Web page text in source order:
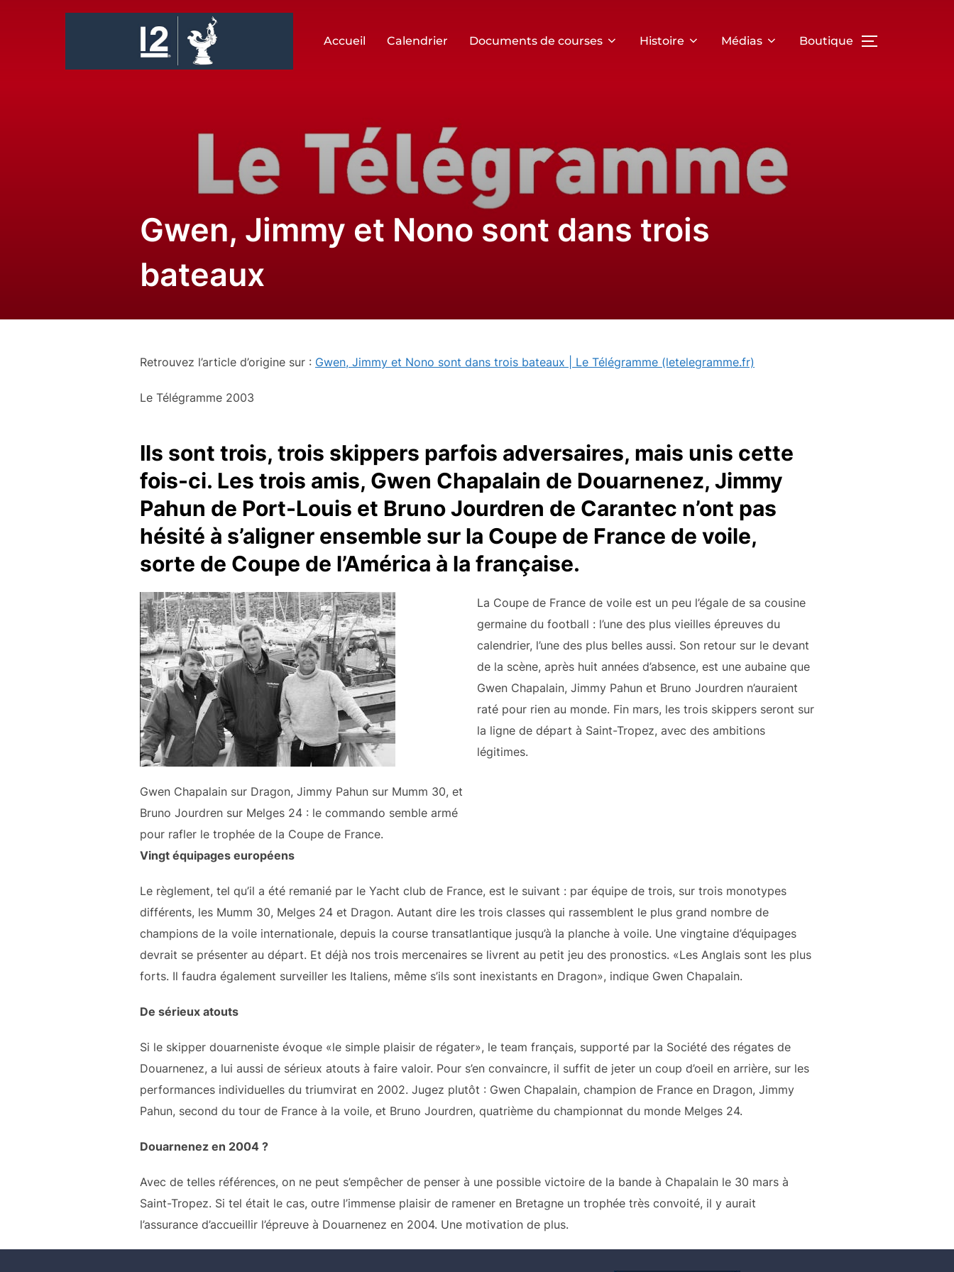
Accueil Calendrier Documents de courses Histoire Médias Boutique TOGGLE
Gwen, Jimmy et Nono sont dans trois
bateaux
Retrouvez l’article d’origine sur : Gwen, Jimmy et Nono sont dans trois bateaux | Le Télégramme (letelegramme.fr)
Le Télégramme 2003
Ils sont trois, trois skippers parfois adversaires, mais unis cette
fois-ci. Les trois amis, Gwen Chapalain de Douarnenez, Jimmy
Pahun de Port-Louis et Bruno Jourdren de Carantec n’ont pas
hésité à s’aligner ensemble sur la Coupe de France de voile,
sorte de Coupe de l’América à la française.
Gwen Chapalain sur Dragon, Jimmy Pahun sur Mumm 30, et
Bruno Jourdren sur Melges 24 : le commando semble armé
pour rafler le trophée de la Coupe de France.
La Coupe de France de voile est un peu l’égale de sa cousine
germaine du football : l’une des plus vieilles épreuves du
calendrier, l’une des plus belles aussi. Son retour sur le devant
de la scène, après huit années d’absence, est une aubaine que
Gwen Chapalain, Jimmy Pahun et Bruno Jourdren n’auraient
raté pour rien au monde. Fin mars, les trois skippers seront sur
la ligne de départ à Saint-Tropez, avec des ambitions
légitimes.
Vingt équipages européens
Le règlement, tel qu’il a été remanié par le Yacht club de France, est le suivant : par équipe de trois, sur trois monotypes
différents, les Mumm 30, Melges 24 et Dragon. Autant dire les trois classes qui rassemblent le plus grand nombre de
champions de la voile internationale, depuis la course transatlantique jusqu’à la planche à voile. Une vingtaine d’équipages
devrait se présenter au départ. Et déjà nos trois mercenaires se livrent au petit jeu des pronostics. «Les Anglais sont les plus
forts. Il faudra également surveiller les Italiens, même s’ils sont inexistants en Dragon», indique Gwen Chapalain.
De sérieux atouts
Si le skipper douarneniste évoque «le simple plaisir de régater», le team français, supporté par la Société des régates de
Douarnenez, a lui aussi de sérieux atouts à faire valoir. Pour s’en convaincre, il suffit de jeter un coup d’oeil en arrière, sur les
performances individuelles du triumvirat en 2002. Jugez plutôt : Gwen Chapalain, champion de France en Dragon, Jimmy
Pahun, second du tour de France à la voile, et Bruno Jourdren, quatrième du championnat du monde Melges 24.
Douarnenez en 2004 ?
Avec de telles références, on ne peut s’empêcher de penser à une possible victoire de la bande à Chapalain le 30 mars à
Saint-Tropez. Si tel était le cas, outre l’immense plaisir de ramener en Bretagne un trophée très convoité, il y aurait
l’assurance d’accueillir l’épreuve à Douarnenez en 2004. Une motivation de plus.